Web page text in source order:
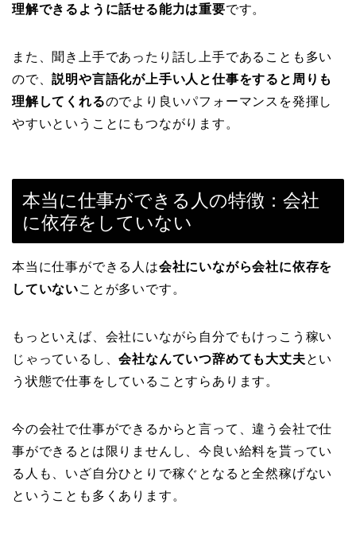
理解できるように話せる能力は重要です。
また、聞き上手であったり話し上手であることも多い
ので、説明や言語化が上手い人と仕事をすると周りも
理解してくれるのでより良いパフォーマンスを発揮し
やすいということにもつながります。
本当に仕事ができる人の特徴：会社
に依存をしていない
本当に仕事ができる人は会社にいながら会社に依存を
していないことが多いです。
もっといえば、会社にいながら自分でもけっこう稼い
じゃっているし、会社なんていつ辞めても大丈夫とい
う状態で仕事をしていることすらあります。
今の会社で仕事ができるからと言って、違う会社で仕
事ができるとは限りませんし、今良い給料を貰ってい
る人も、いざ自分ひとりで稼ぐとなると全然稼げない
ということも多くあります。